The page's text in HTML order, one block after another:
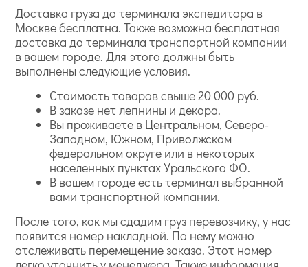
Доставка груза до терминала экспедитора в
Москве бесплатна. Также возможна бесплатная
доставка до терминала транспортной компании
в вашем городе. Для этого должны быть
выполнены следующие условия.
Стоимость товаров свыше 20 000 руб.
В заказе нет лепнины и декора.
Вы проживаете в Центральном, Северо-
Западном, Южном, Приволжском
федеральном округе или в некоторых
населенных пунктах Уральского ФО.
В вашем городе есть терминал выбранной
вами транспортной компании.
После того, как мы сдадим груз перевозчику, у нас
появится номер накладной. По нему можно
отслеживать перемещение заказа. Этот номер